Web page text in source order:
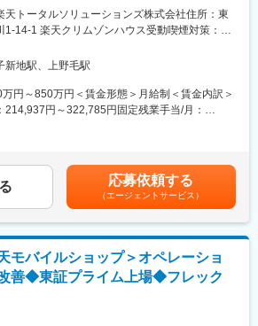
改善・統制企画を担当いただきます。
務ではなく、現場と経営をつなぎ、仕組みを構
す。
・統制企画
（査察・覆面調査）の企画・実施
タリングの設計・運用
果のデータ分析
握と改善施策の立案
善指導・支援
落とし込み
ポーティング
題提言
天トータルソリューションズ株式会社住所：東
1-14-1 楽天クリムゾンハウス受動喫煙対策：屋
範囲：会社の定める事業所（リモートワーク含
新地駅、上野毛駅
円～850万円＜賃金形態＞月給制＜賃金内訳＞
214,937円～322,785円固定残業手当/月：
定であり、ご経験、スキルに応じ決定させてい
給：年2回■賞与：年2回■決算賞与あり賃金はあ
額であり、選考を通じて上下する可能性があり
固定手当を含めた表記です。
応募依頼する
（エージェントサービス）
モバイルショップ＞オペレーショ
善◆東証プライム上場◆フレック